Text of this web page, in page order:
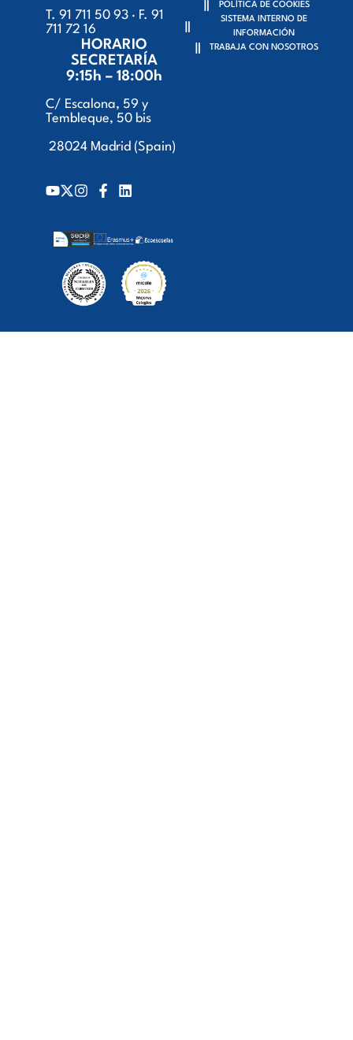
T. 91 711 50 93 · F. 91
711 72 16
HORARIO
SECRETARÍA
9:15h – 18:00h
C/ Escalona, 59 y
Tembleque, 50 bis
28024 Madrid (Spain)
POLÍTICA DE COOKIES
SISTEMA INTERNO DE
INFORMACIÓN
TRABAJA CON NOSOTROS